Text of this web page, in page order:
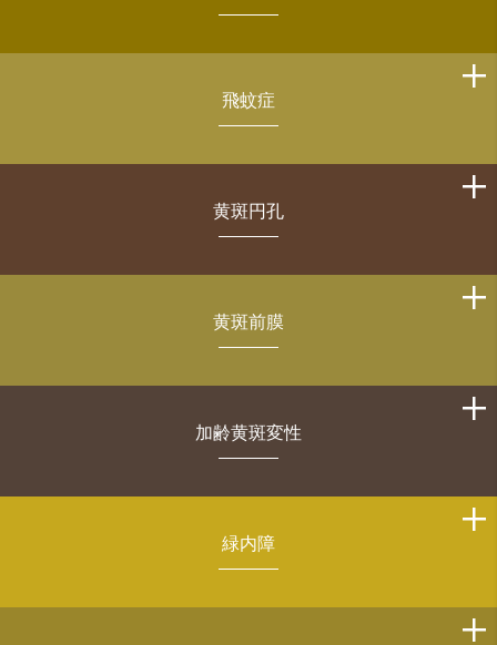
飛蚊症
黄斑円孔
黄斑前膜
加齢黄斑変性
緑内障